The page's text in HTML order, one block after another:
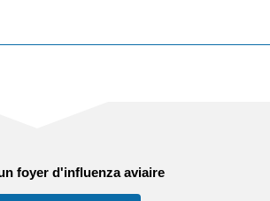
foyer d'influenza aviaire